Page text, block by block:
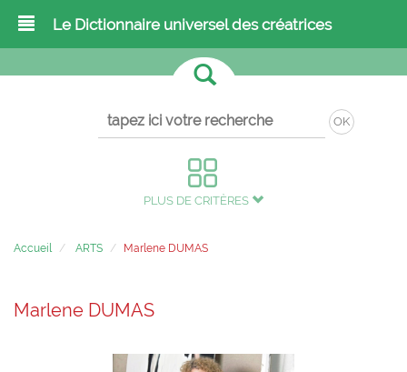
Le Dictionnaire universel des créatrices
OK
PLUS DE CRITÈRES
Accueil ARTS Marlene DUMAS
Marlene DUMAS